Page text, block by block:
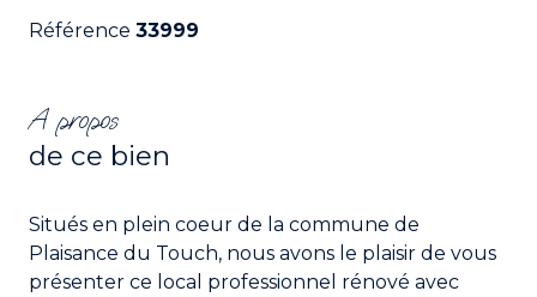
Référence 33999
A propos
de ce bien
Situés en plein coeur de la commune de
Plaisance du Touch, nous avons le plaisir de vous
présenter ce local professionnel rénové avec